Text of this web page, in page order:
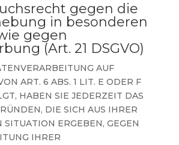
gegen die
in besonderen
gegen
(Art. 21 DSGVO)
AUF
ART. 6 ABS. 1 LIT. E ODER F
HABEN SIE JEDERZEIT DAS
DIE SICH AUS IHRER
SITUATION ERGEBEN, GEGEN
IHRER